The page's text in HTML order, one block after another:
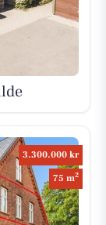
3.300.000 kr
75 m2